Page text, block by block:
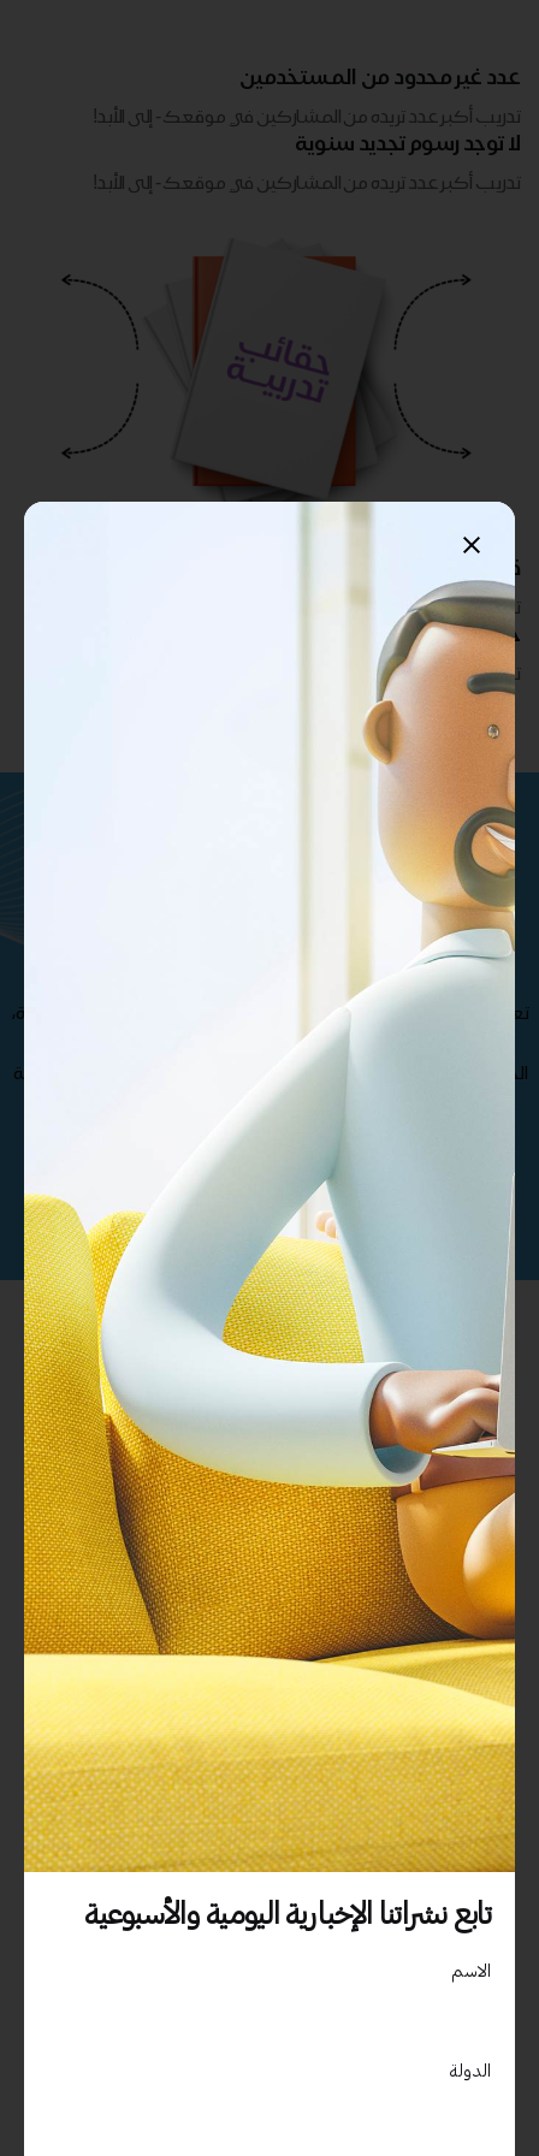
عدد غير محدود من المستخدمين
تدريب أكبر عدد تريده من المشاركين في موقعك - ​​إلى الأبد!
لا توجد رسوم تجديد سنوية
تدريب أكبر عدد تريده من المشاركين في موقعك - ​​إلى الأبد!
قابلة للتخصيص بالكامل
تدريب أكبر عدد تريده من المشاركين في موقعك - ​​إلى الأبد!
حقوق طباعة غير محدودة
تدريب أكبر عدد تريده من المشاركين في موقعك - ​​إلى الأبد!
ماتريال درايف هي مؤسسة تقنيات
تعليمية تركز على المحتوى
والمنصات والتطوير المخصص .
تعرف على فريقنا الإستثنائي من المتخصصين و الدكاترة الأكثر خبرة،
مما يجعل مؤسسة ماتريال درايف الأفضل في صناعة و تطوير
الحقائب التدريبية , كذلك نوفر مجموعة متنوعة من حقائب تدريبية
بجودة عالية تغطي مختلف التخصصات
تواصل معنا
خبراء تطوير وتصميم المحتوي التدريبى مصمم بخبرات عالمية
المملكة العربية السعودية – الرياض شارع الامير سلطان
دبي، الامارات العربية المتحدة – جزيرة المرفا – ص .ب 9588 الديرة –
دبي / الامارات العربية المتحدة00971509400850
تابع نشراتنا الإخبارية اليومية والأسبوعية
الاسم
الدولة